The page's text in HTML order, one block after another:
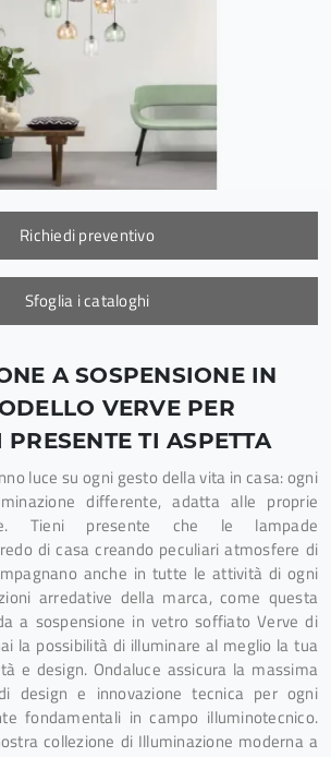
Richiedi preventivo
Sfoglia i cataloghi
A SOSPENSIONE IN
VERVE PER
TI ASPETTA
luce su ogni gesto della vita in casa: ogni
differente, adatta alle proprie
Tieni presente che le lampade
di casa creando peculiari atmosfere di
anche in tutte le attività di ogni
arredative della marca, come questa
a sospensione in vetro soffiato Verve di
la possibilità di illuminare al meglio la tua
e design. Ondaluce assicura la massima
design e innovazione tecnica per ogni
fondamentali in campo illuminotecnico.
collezione di Illuminazione moderna a